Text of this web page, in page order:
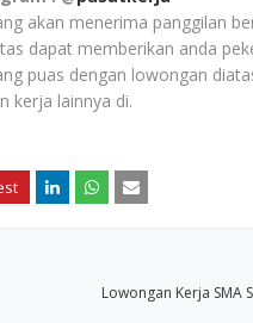
akan menerima panggilan
dapat memberikan anda
puas dengan lowongan
kerja lainnya di.
Lowongan Kerja SMA